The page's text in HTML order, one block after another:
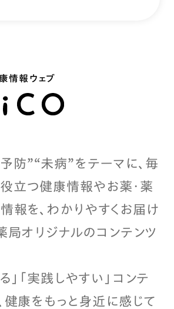
情報ウェブ
防”“未病”をテーマに、毎
立つ健康情報やお薬・薬
報を、わかりやすくお届け
局オリジナルのコンテンツ
」「実践しやすい」コンテ
健康をもっと身近に感じて